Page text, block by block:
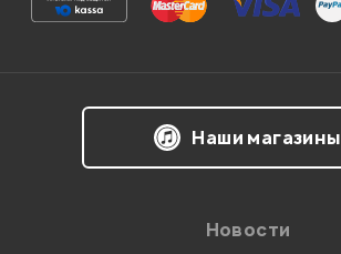
Наши магазины
Новости